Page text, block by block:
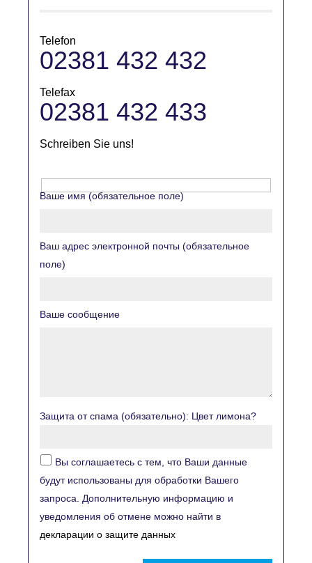
Telefon
02381 432 432
Telefax
02381 432 433
Schreiben Sie uns!
Ваше имя (обязательное поле)
Ваш адрес электронной почты (обязательное
поле)
Ваше сообщение
Защита от спама (обязательно): Цвет лимона?
Вы соглашаетесь с тем, что Ваши данные
будут использованы для обработки Вашего
запроса. Дополнительную информацию и
уведомления об отмене можно найти в
декларации о защите данных